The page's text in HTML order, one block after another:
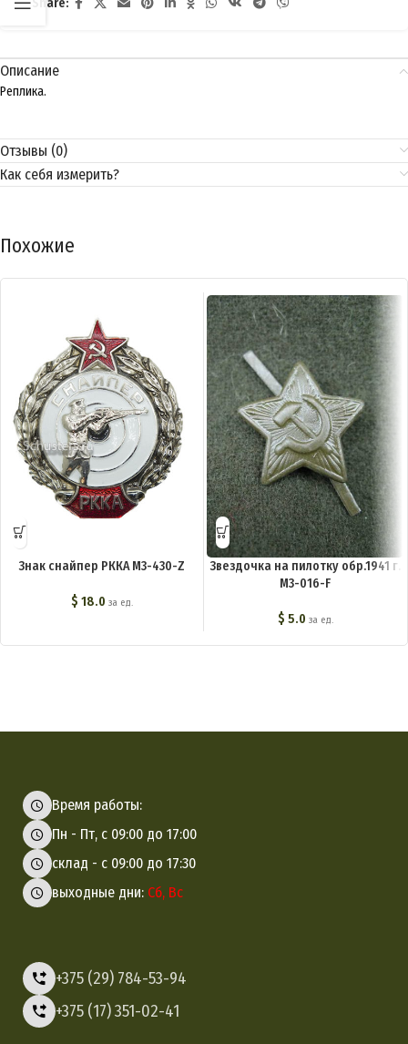
Share:
Описание
Реплика.
Отзывы (0)
Как себя измерить?
Похожие
Знак снайпер РККА M3-430-Z
$ 18.0 за ед.
Звездочка на пилотку обр.1941 г.
M3-016-F
$ 5.0 за ед.
Время работы:
Пн - Пт, с 09:00 до 17:00
склад - с 09:00 до 17:30
выходные дни: Сб, Вс
+375 (29) 784-53-94
+375 (17) 351-02-41